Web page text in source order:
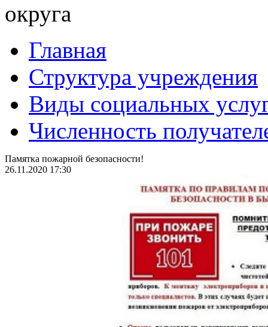
округа
Главная
Структура учреждения
Виды социальных
Численность
Памятка пожарной безопасности!
26.11.2020 17:30